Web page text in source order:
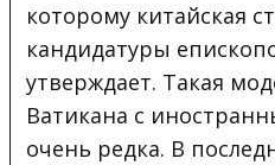
которому китайская
кандидатуры
утверждает. Такая
Ватикана с
очень редка. В